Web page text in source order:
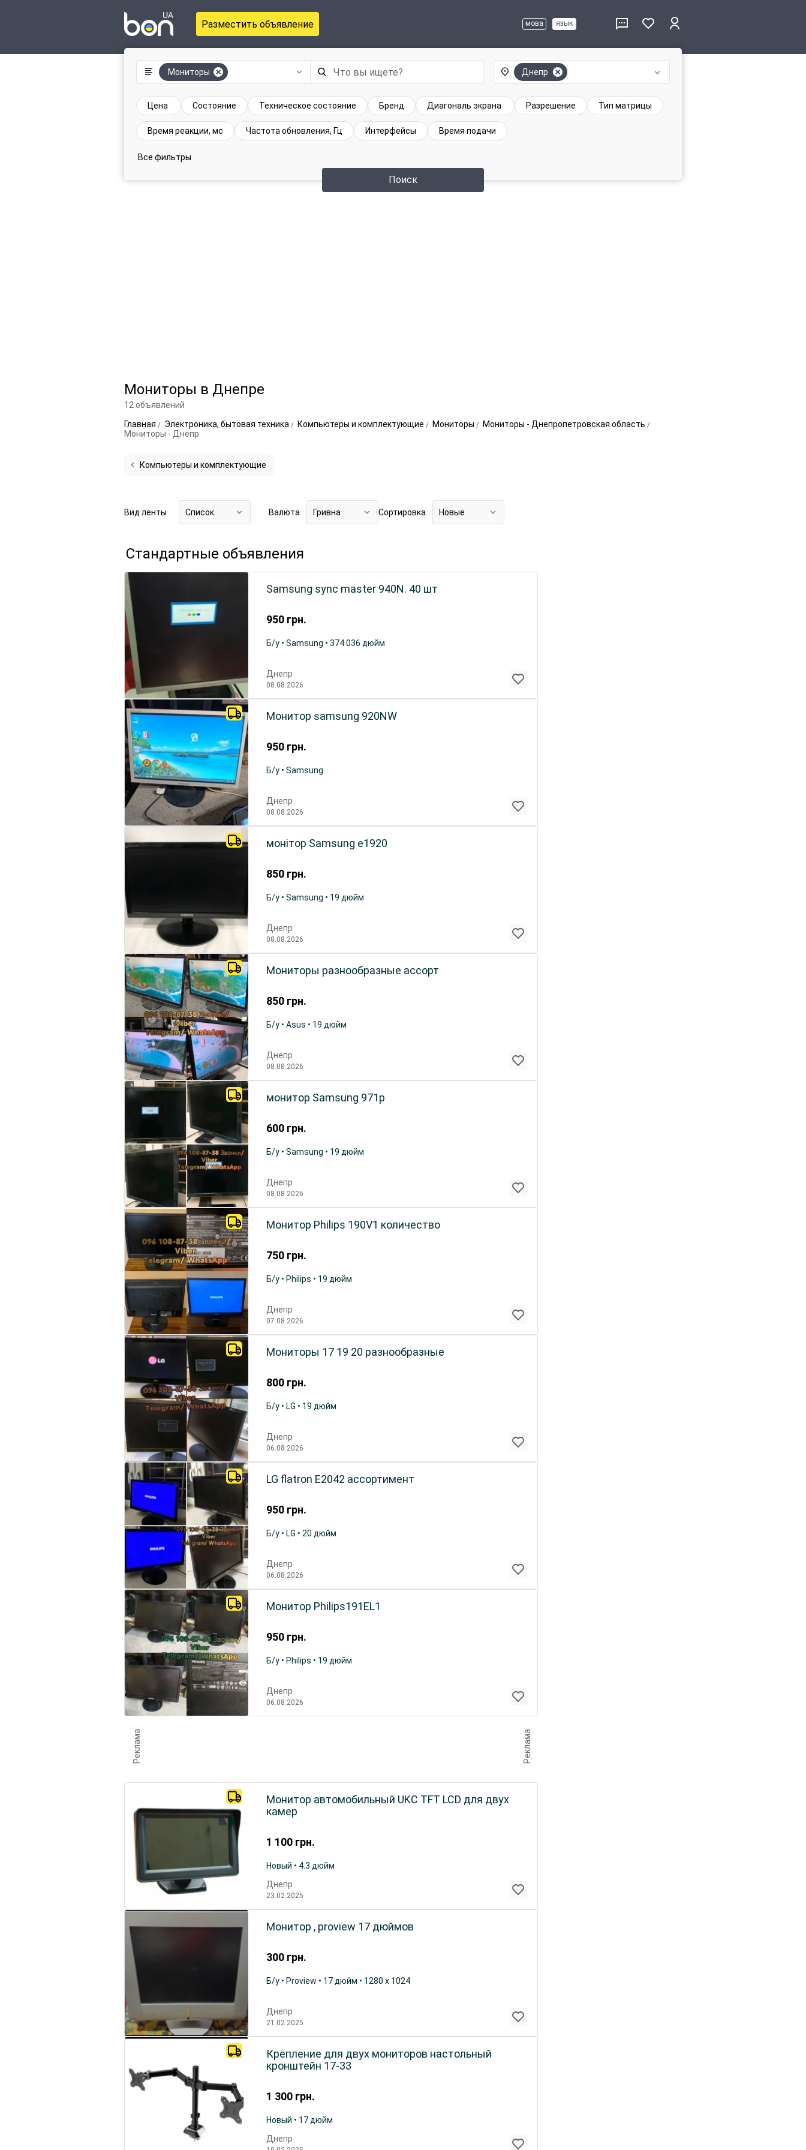
Разместить объявление мова язык
Мониторы Днепр
Поиск
Цена Состояние Техническое состояние Бренд Диагональ экрана Разрешение Тип матрицы
Время реакции, мс Частота обновления, Гц Интерфейсы Время подачи
Все фильтры
Мониторы в Днепре
12 объявлений
Главная
Электроника, бытовая техника Компьютеры и комплектующие Мониторы
Мониторы - Днепропетровская область
Мониторы - Днепр
Компьютеры и комплектующие
Вид ленты Список Валюта Гривна Сортировка Новые
Стандартные объявления
950 грн.
Samsung sync master 940N. 40 шт
Б/у • Samsung • 374 036 дюйм
Днепр
08.08.2026
950 грн.
Монитор samsung 920NW
Б/у • Samsung
Днепр
08.08.2026
850 грн.
монітор Samsung e1920
Б/у • Samsung • 19 дюйм
Днепр
08.08.2026
850 грн.
Мониторы разнообразные ассорт
Б/у • Asus • 19 дюйм
Днепр
08.08.2026
600 грн.
монитор Samsung 971p
Б/у • Samsung • 19 дюйм
Днепр
08.08.2026
750 грн.
Монитор Philips 190V1 количество
Б/у • Philips • 19 дюйм
Днепр
07.08.2026
800 грн.
Мониторы 17 19 20 разнообразные
Б/у • LG • 19 дюйм
Днепр
06.08.2026
950 грн.
LG flatron E2042 ассортимент
Б/у • LG • 20 дюйм
Днепр
06.08.2026
950 грн.
Монитор Philips191EL1
Б/у • Philips • 19 дюйм
Днепр
06.08.2026
Реклама Реклама
1 100 грн.
Монитор автомобильный UKC TFT LCD для двух
камер
Новый • 4.3 дюйм
Днепр
23.02.2025
300 грн.
Монитор , proview 17 дюймов
Б/у • Proview • 17 дюйм • 1280 х 1024
Днепр
21.02.2025
1 300 грн.
Крепление для двух мониторов настольный
кронштейн 17-33
Новый • 17 дюйм
Днепр